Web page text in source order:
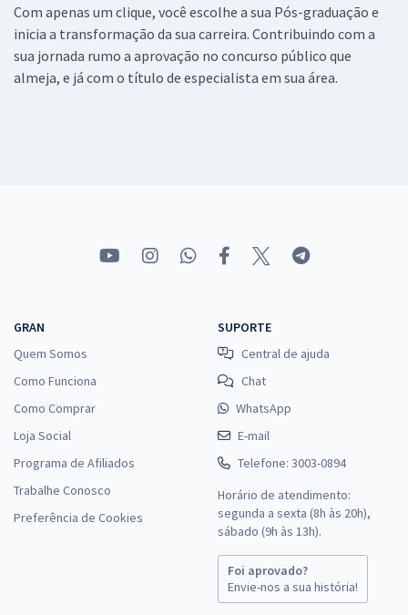
Com apenas um clique, você escolhe a sua Pós-graduação e
inicia a transformação da sua carreira. Contribuindo com a
sua jornada rumo a aprovação no concurso público que
almeja, e já com o título de especialista em sua área.
GRAN
Quem Somos
Como Funciona
Como Comprar
Loja Social
Programa de Afiliados
Trabalhe Conosco
Preferência de Cookies
SUPORTE
Central de ajuda
Chat
WhatsApp
E-mail
Telefone: 3003-0894
Horário de atendimento:
segunda a sexta (8h às 20h),
sábado (9h às 13h).
Foi aprovado?
Envie-nos a sua história!